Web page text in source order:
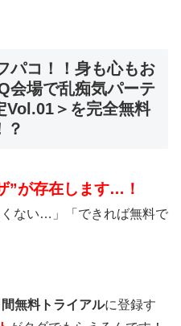
パコ！！身も心もお
会場で乱痴気パーテ
Vol.01＞を完全無料
？
”が存在します…！
くない…」「できれば無料で
無料トライアルに登録す